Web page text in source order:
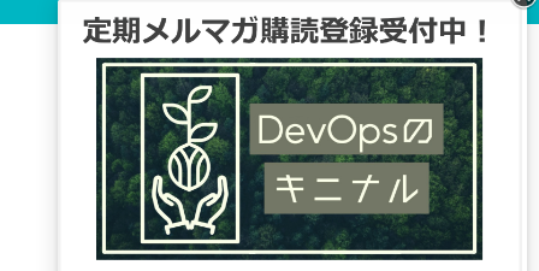
Facebook、TwitterでDevOpsに関する
情報配信を行っています。
Tweets by DevOpsHubjp